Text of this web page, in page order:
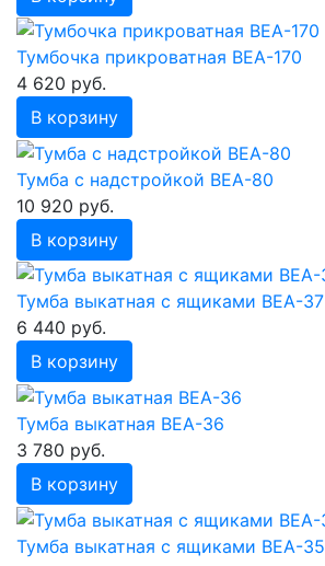
Тумбочка прикроватная ВЕА-170
4 620 руб.
В корзину
Тумба с надстройкой ВЕА-80
10 920 руб.
В корзину
Тумба выкатная с ящиками ВЕА-37
6 440 руб.
В корзину
Тумба выкатная ВЕА-36
3 780 руб.
В корзину
Тумба выкатная с ящиками ВЕА-35